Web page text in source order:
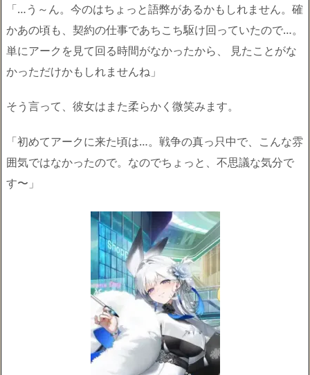
「…う～ん。今のはちょっと語弊があるかもしれません。確
かあの頃も、契約の仕事であちこち駆け回っていたので…。
単にアークを見て回る時間がなかったから、 見たことがな
かっただけかもしれませんね」
そう言って、彼女はまた柔らかく微笑みます。
「初めてアークに来た頃は…。戦争の真っ只中で、こんな雰
囲気ではなかったので。なのでちょっと、不思議な気分で
す〜」